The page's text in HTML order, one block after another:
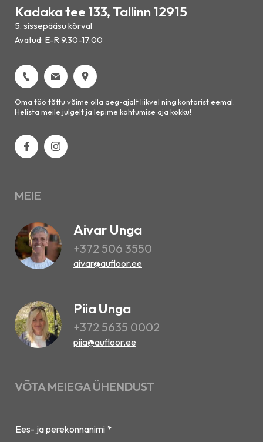
Kadaka tee 133, Tallinn 12915
5. sissepääsu kõrval
Avatud: E-R 9.30-17.00
Oma töö tõttu võime olla aeg-ajalt liikvel ning kontorist eemal.
Helista meile julgelt ja lepime kohtumise aja kokku!
MEIE
Aivar Unga
+372 506 3550
aivar@aufloor.ee
Piia Unga
+372 5635 0002
piia@aufloor.ee
VÕTA MEIEGA ÜHENDUST
Ees- ja perekonnanimi *